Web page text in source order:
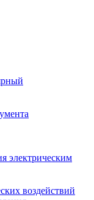
электрическим
воздействий